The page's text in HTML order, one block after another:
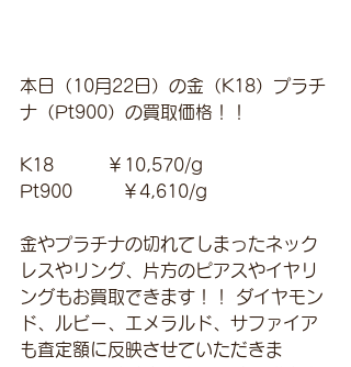
本日（10月22日）の金（K18）プラチ
ナ（Pt900）の買取価格！！
K18　　　￥10,570/g
Pt900         ￥4,610/g
金やプラチナの切れてしまったネック
レスやリング、片方のピアスやイヤリ
ングもお買取できます！！ ダイヤモン
ド、ルビー、エメラルド、サファイア
も査定額に反映させていただきま